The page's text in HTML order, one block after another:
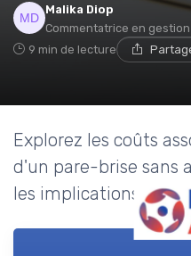
Malika Diop
Commentatrice en
9 min de lecture
Explorez les coûts
d'un pare-brise sans
les implications pour